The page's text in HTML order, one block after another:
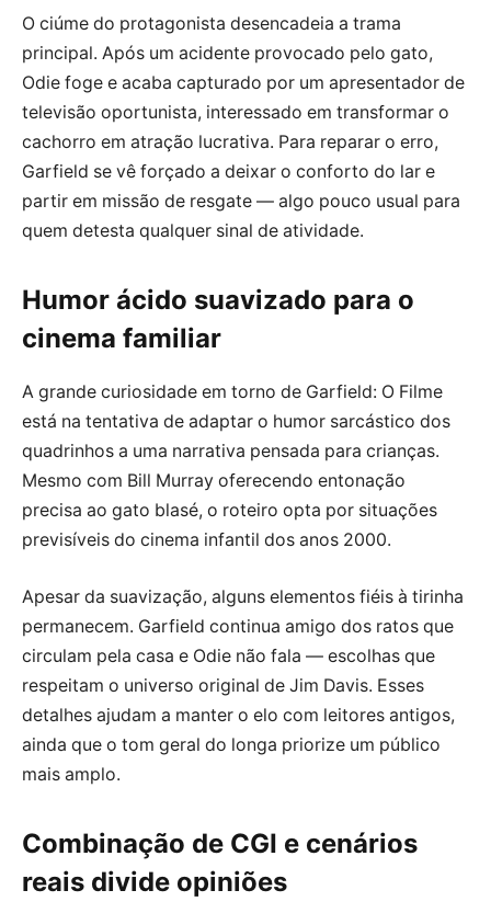
O ciúme do protagonista desencadeia a trama
principal. Após um acidente provocado pelo gato,
Odie foge e acaba capturado por um apresentador de
televisão oportunista, interessado em transformar o
cachorro em atração lucrativa. Para reparar o erro,
Garfield se vê forçado a deixar o conforto do lar e
partir em missão de resgate — algo pouco usual para
quem detesta qualquer sinal de atividade.
Humor ácido suavizado para o
cinema familiar
A grande curiosidade em torno de Garfield: O Filme
está na tentativa de adaptar o humor sarcástico dos
quadrinhos a uma narrativa pensada para crianças.
Mesmo com Bill Murray oferecendo entonação
precisa ao gato blasé, o roteiro opta por situações
previsíveis do cinema infantil dos anos 2000.
Apesar da suavização, alguns elementos fiéis à tirinha
permanecem. Garfield continua amigo dos ratos que
circulam pela casa e Odie não fala — escolhas que
respeitam o universo original de Jim Davis. Esses
detalhes ajudam a manter o elo com leitores antigos,
ainda que o tom geral do longa priorize um público
mais amplo.
Combinação de CGI e cenários
reais divide opiniões